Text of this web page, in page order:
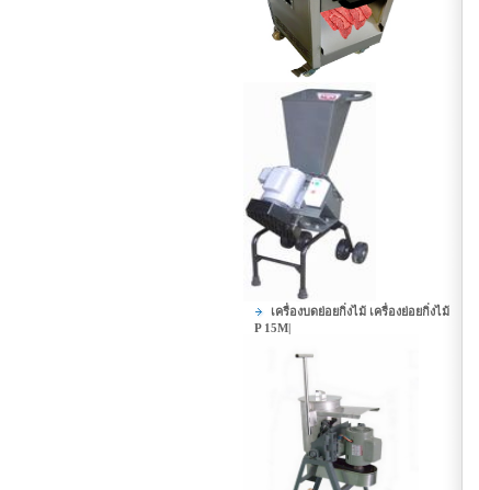
เครื่องบดย่อยกิ่งไม้ เครื่องย่อยกิ่งไม้
P 15M|